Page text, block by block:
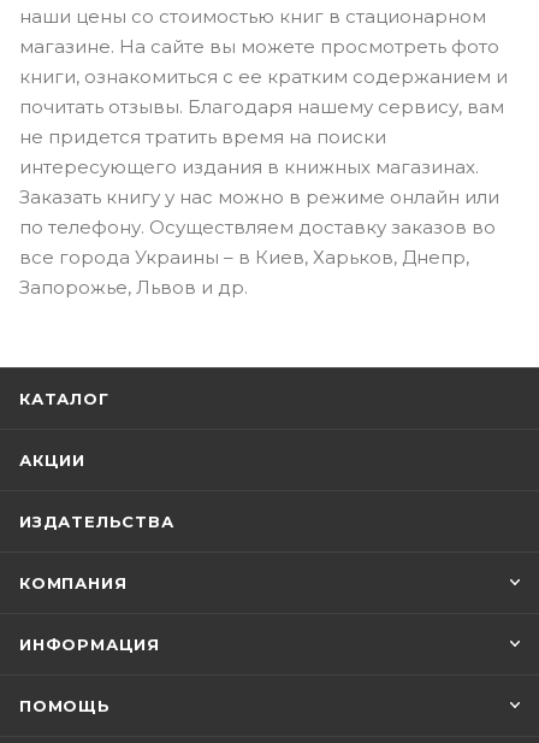
наши цены со стоимостью книг в стационарном
магазине. На сайте вы можете просмотреть фото
книги, ознакомиться с ее кратким содержанием и
почитать отзывы. Благодаря нашему сервису, вам
не придется тратить время на поиски
интересующего издания в книжных магазинах.
Заказать книгу у нас можно в режиме онлайн или
по телефону. Осуществляем доставку заказов во
все города Украины – в Киев, Харьков, Днепр,
Запорожье, Львов и др.
КАТАЛОГ
АКЦИИ
ИЗДАТЕЛЬСТВА
КОМПАНИЯ
ИНФОРМАЦИЯ
ПОМОЩЬ